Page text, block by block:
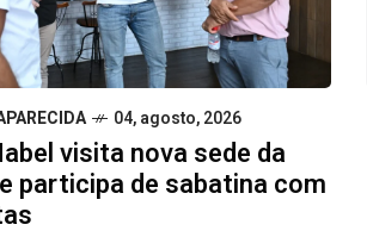
04, agosto, 2026
visita nova sede da
participa de sabatina com